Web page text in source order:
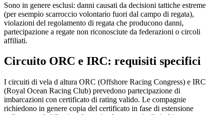
Sono in genere esclusi: danni causati da decisioni tattiche estreme
(per esempio scarroccio volontario fuori dal campo di regata),
violazioni del regolamento di regata che producono danni,
partecipazione a regate non riconosciute da federazioni o circoli
affiliati.
Circuito ORC e IRC: requisiti specifici
I circuiti di vela d altura ORC (Offshore Racing Congress) e IRC
(Royal Ocean Racing Club) prevedono partecipazione di
imbarcazioni con certificato di rating valido. Le compagnie
richiedono in genere copia del certificato in fase di estensione